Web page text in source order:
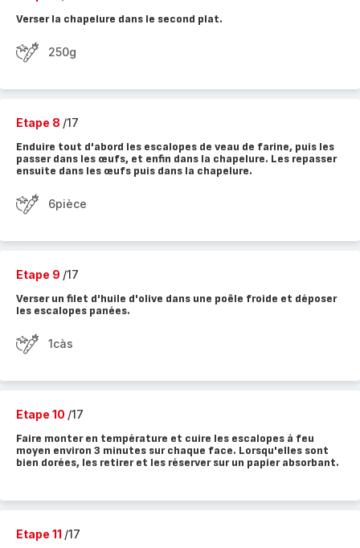
Verser la chapelure dans le second plat.
250g
Etape 8 /17
Enduire tout d'abord les escalopes de veau de farine, puis les
passer dans les œufs, et enfin dans la chapelure. Les repasser
ensuite dans les œufs puis dans la chapelure.
6pièce
Etape 9 /17
Verser un filet d'huile d'olive dans une poêle froide et déposer
les escalopes panées.
1càs
Etape 10 /17
Faire monter en température et cuire les escalopes à feu
moyen environ 3 minutes sur chaque face. Lorsqu'elles sont
bien dorées, les retirer et les réserver sur un papier absorbant.
Etape 11 /17